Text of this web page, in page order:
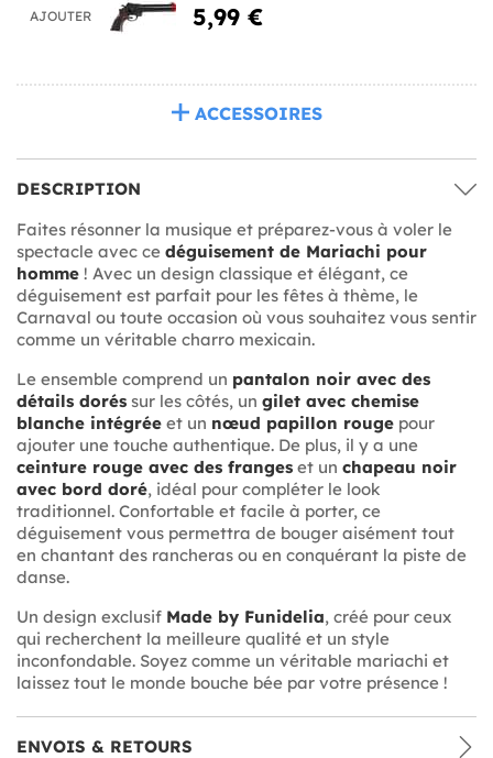
AJOUTER 5,99 €
ACCESSOIRES
DESCRIPTION
Faites résonner la musique et préparez-vous à voler le
spectacle avec ce déguisement de Mariachi pour
homme ! Avec un design classique et élégant, ce
déguisement est parfait pour les fêtes à thème, le
Carnaval ou toute occasion où vous souhaitez vous sentir
comme un véritable charro mexicain.
Le ensemble comprend un pantalon noir avec des
détails dorés sur les côtés, un gilet avec chemise
blanche intégrée et un nœud papillon rouge pour
ajouter une touche authentique. De plus, il y a une
ceinture rouge avec des franges et un chapeau noir
avec bord doré, idéal pour compléter le look
traditionnel. Confortable et facile à porter, ce
déguisement vous permettra de bouger aisément tout
en chantant des rancheras ou en conquérant la piste de
danse.
Un design exclusif Made by Funidelia, créé pour ceux
qui recherchent la meilleure qualité et un style
inconfondable. Soyez comme un véritable mariachi et
laissez tout le monde bouche bée par votre présence !
ENVOIS & RETOURS